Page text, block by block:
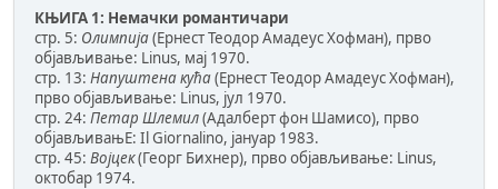
КЊИГА 1: Немачки романтичари
стр. 5: Олимпија(Ернест Теодор Амадеус Хофман), прво
објављивање: Linus, мај 1970.
стр. 13: Напуштена кућа(Ернест Теодор Амадеус Хофман),
прво објављивање: Linus, јул 1970.
стр. 24: Петар Шлемил(Адалберт фон Шамисо), прво
објављивањЕ: Il Giornalino, јануар 1983.
стр. 45: Војцек(Георг Бихнер), прво објављивање: Linus,
октобар 1974.